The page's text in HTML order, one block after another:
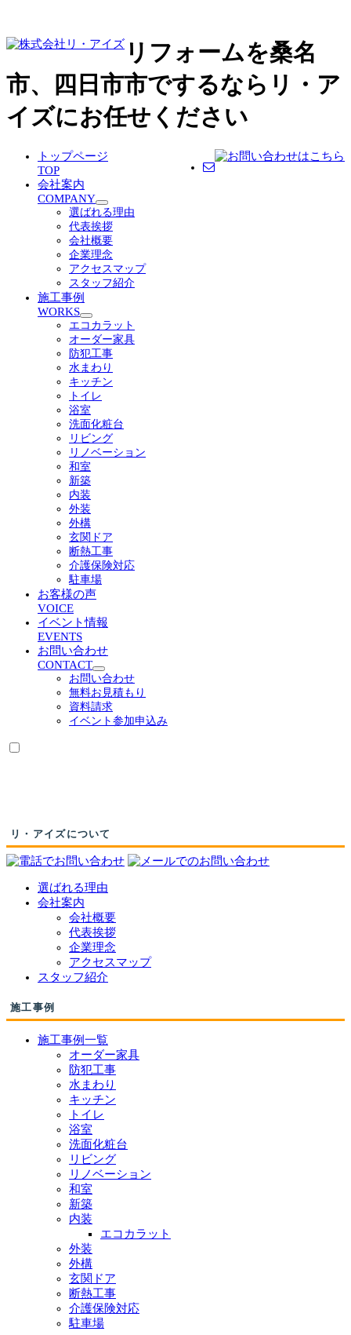
リフォームを桑名
市、四日市市でするならリ・ア
イズにお任せください
トップページ
TOP
会社案内
COMPANY
サ
ブ
メ
ニ
ュ
ー
開
選ばれる理由
代表挨拶
会社概要
企業理念
アクセスマップ
スタッフ紹介
施工事例
WORKS
サ
ブ
メ
ニ
ュ
ー
を
展
開
エコカラット
オーダー家具
防犯工事
水まわり
キッチン
トイレ
浴室
洗面化粧台
リビング
リノベーション
和室
新築
内装
外装
外構
玄関ドア
断熱工事
介護保険対応
駐車場
お客様の声
VOICE
イベント情報
EVENTS
お問い合わせ
CONTACT
サ
ブ
メ
ニ
お問い合わせ
無料お見積もり
資料請求
イベント参加申込み
リ・アイズについて
選ばれる理由
会社案内
会社概要
代表挨拶
企業理念
アクセスマップ
スタッフ紹介
施工事例
施工事例一覧
オーダー家具
防犯工事
水まわり
キッチン
トイレ
浴室
洗面化粧台
リビング
リノベーション
和室
新築
内装
エコカラット
外装
外構
玄関ドア
断熱工事
介護保険対応
駐車場